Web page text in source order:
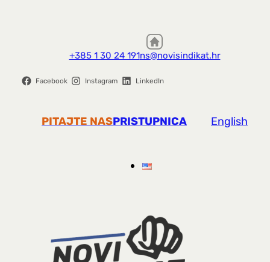
+385 1 30 24 191ns@novisindikat.hr
Facebook Instagram LinkedIn
PITAJTE NASPRISTUPNICA English